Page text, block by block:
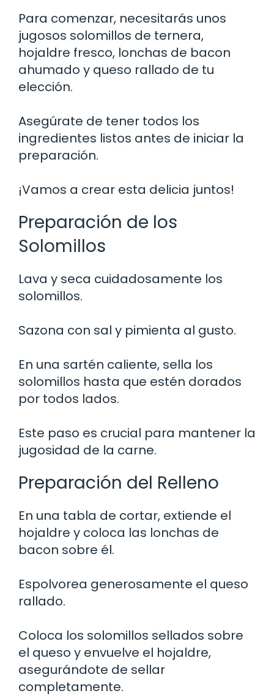
Para comenzar, necesitarás unos
jugosos solomillos de ternera,
hojaldre fresco, lonchas de bacon
ahumado y queso rallado de tu
elección.
Asegúrate de tener todos los
ingredientes listos antes de iniciar la
preparación.
¡Vamos a crear esta delicia juntos!
Preparación de los
Solomillos
Lava y seca cuidadosamente los
solomillos.
Sazona con sal y pimienta al gusto.
En una sartén caliente, sella los
solomillos hasta que estén dorados
por todos lados.
Este paso es crucial para mantener la
jugosidad de la carne.
Preparación del Relleno
En una tabla de cortar, extiende el
hojaldre y coloca las lonchas de
bacon sobre él.
Espolvorea generosamente el queso
rallado.
Coloca los solomillos sellados sobre
el queso y envuelve el hojaldre,
asegurándote de sellar
completamente.